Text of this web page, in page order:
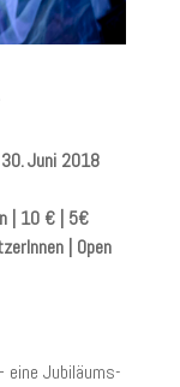
Juni 2018
| 10 € | 5€
| Open
eine Jubiläums-